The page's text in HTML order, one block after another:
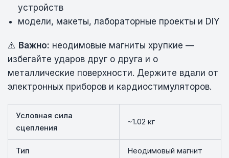
устройств
модели, макеты, лабораторные проекты и DIY
⚠️ Важно: неодимовые магниты хрупкие —
избегайте ударов друг о друга и о
металлические поверхности. Держите вдали от
электронных приборов и кардиостимуляторов.
Условная сила
сцепления
~1.02 кг
Тип Неодимовый магнит